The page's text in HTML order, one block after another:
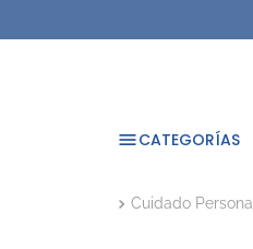
CATEGORÍAS
Cuidado Personal